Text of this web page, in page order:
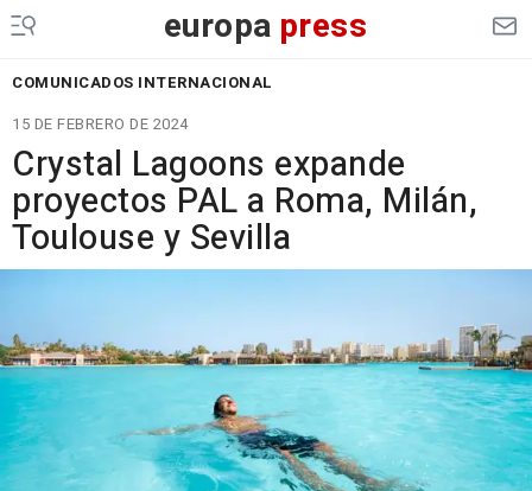
europa press
COMUNICADOS INTERNACIONAL
15 DE FEBRERO DE 2024
Crystal Lagoons expande
proyectos PAL a Roma, Milán,
Toulouse y Sevilla